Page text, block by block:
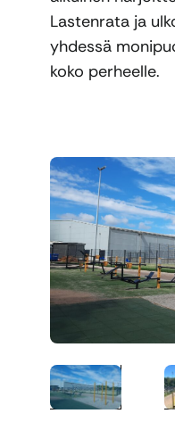
Lastenrata ja
yhdessä
koko perheelle.